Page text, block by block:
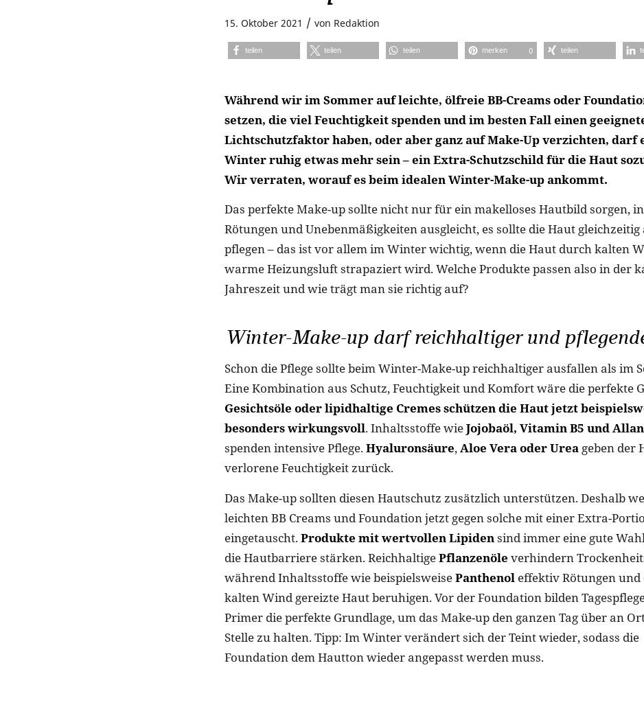
15. Oktober 2021 / von Redaktion
teilen teilen teilen merken 0 teilen
Während wir im Sommer auf leichte, ölfreie BB-Creams oder
setzen, die viel Feuchtigkeit spenden und im besten Fall einen
Lichtschutzfaktor haben, oder aber ganz auf Make-Up verzichten, darf
Winter ruhig etwas mehr sein – ein Extra-Schutzschild für die Haut
Wir verraten, worauf es beim idealen Winter-Make-up ankommt.
Das perfekte Make-up sollte nicht nur für ein makelloses Hautbild sorgen,
Rötungen und Unebenmäßigkeiten ausgleicht, es sollte die Haut gleichzeitig
pflegen – das ist vor allem im Winter wichtig, wenn die Haut durch kalten
warme Heizungsluft strapaziert wird. Welche Produkte passen also in der
Jahreszeit und wie trägt man sie richtig auf?
Winter-Make-up darf reichhaltiger und
Schon die Pflege sollte beim Winter-Make-up reichhaltiger ausfallen als im
Eine Kombination aus Schutz, Feuchtigkeit und Komfort wäre die perfekte
Gesichtsöle oder lipidhaltige Cremes schützen die Haut jetzt
besonders wirkungsvoll. Inhaltsstoffe wieJojobaöl, Vitamin B5 und
spenden intensive Pflege. Hyaluronsäure,Aloe Vera oder Urea geben der
verlorene Feuchtigkeit zurück.
Das Make-up sollten diesen Hautschutz zusätzlich unterstützen. Deshalb
leichten BB Creams und Foundation jetzt gegen solche mit einer Extra-
eingetauscht. Produkte mit wertvollen Lipidensind immer eine gute
die Hautbarriere stärken. ReichhaltigePflanzenöle verhindern
während Inhaltsstoffe wie beispielsweisePanthenol effektiv Rötungen und
kalten Wind gereizte Haut beruhigen. Vor der Foundation bilden
Primer die perfekte Grundlage, um das Make-up den ganzen Tag über an
Stelle zu halten. Tipp: Im Winter verändert sich der Teint wieder, sodass die
Foundation dem Hautton wieder angepasst werden muss.